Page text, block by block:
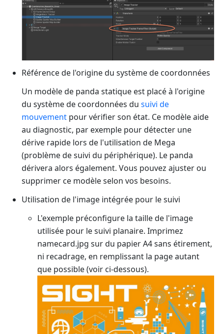
Référence de l'origine du système de coordonnées
Un modèle de panda statique est placé à l'origine
du système de coordonnées du suivi de
mouvement pour vérifier son état. Ce modèle aide
au diagnostic, par exemple pour détecter une
dérive rapide lors de l'utilisation de Mega
(problème de suivi du périphérique). Le panda
dérivera alors également. Vous pouvez ajuster ou
supprimer ce modèle selon vos besoins.
Utilisation de l'image intégrée pour le suivi
L'exemple préconfigure la taille de l'image
utilisée pour le suivi planaire. Imprimez
namecard.jpg sur du papier A4 sans étirement,
ni recadrage, en remplissant la page autant
que possible (voir ci-dessous).